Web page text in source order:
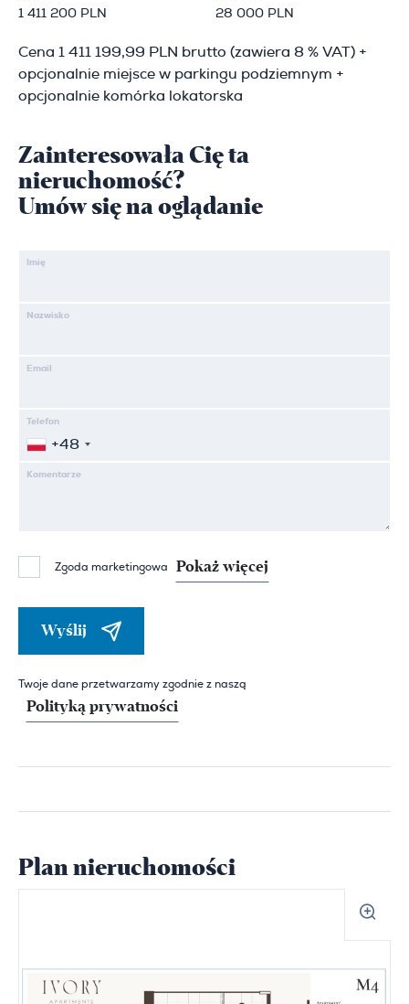
1 411 200 PLN 28 000 PLN
Cena 1 411 199,99 PLN brutto (zawiera 8 % VAT) +
opcjonalnie miejsce w parkingu podziemnym +
opcjonalnie komórka lokatorska
Zainteresowała Cię ta
nieruchomość?
Umów się na oglądanie
Imię
Nazwisko
Email
Telefon
+48
Komentarze
Zgoda marketingowa Pokaż więcej
Wyślij
Twoje dane przetwarzamy zgodnie z naszą
Polityką prywatności
Plan nieruchomości